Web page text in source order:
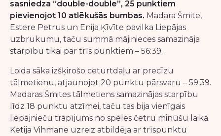
sasniedza “double-double”, 25 punktiem
pievienojot 10 atlēkušās bumbas. Madara Šmite,
Estere Petrus un Enija Ķīvīte pavilka Liepājas
uzbrukumu, taču summā mājinieces samazināja
starpību tikai par trīs punktiem – 56:39.
Loida sāka izšķirošo ceturtdaļu ar precīzu
tālmetienu, atjaunojot 20 punktu pārsvaru – 59:39.
Madaras Šmites tālmetiens samazinājas starpību
līdz 18 punktu atzīmei, taču tas bija vienīgais
liepājnieču trāpījums no spēles četru minūšu laikā.
Ketija Vihmane uzreiz atbildēja ar trīspunktu